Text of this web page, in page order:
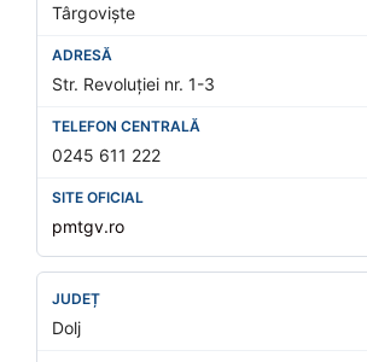
Târgoviște
Str. Revoluției nr. 1-3
0245 611 222
pmtgv.ro
Dolj